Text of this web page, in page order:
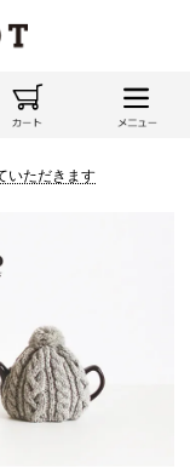
いただきます